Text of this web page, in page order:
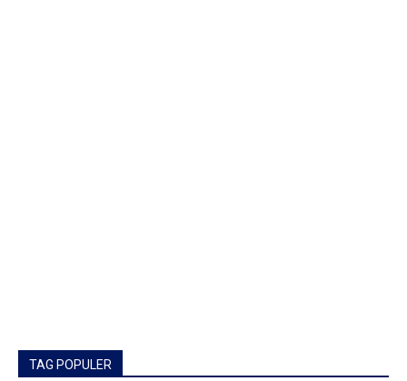
TAG POPULER